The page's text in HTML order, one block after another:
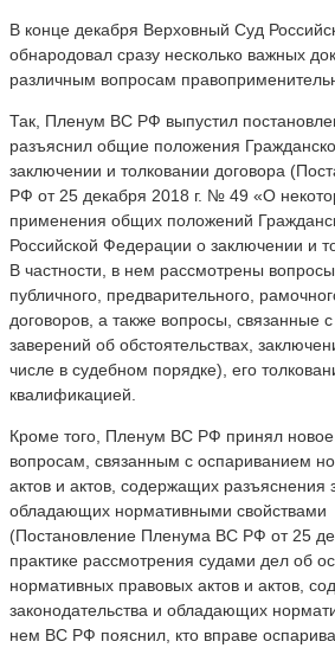
В конце декабря Верховный Суд
обнародовал сразу несколько важных
различным вопросам
Так, Пленум ВС РФ выпустил
разъяснил общие положения
заключении и толковании договора
РФ от 25 декабря 2018 г. № 49 «О
применения общих положений
Российской Федерации о заключении и
В частности, в нем рассмотрены
публичного, предварительного,
договоров, а также вопросы, связанные
заверений об обстоятельствах,
числе в судебном порядке), его
квалификацией.
Кроме того, Пленум ВС РФ принял
вопросам, связанным с оспариванием
актов и актов, содержащих разъяснения
обладающих нормативными свойствами
(Постановление Пленума ВС РФ от 25
практике рассмотрения судами дел об
нормативных правовых актов и актов,
законодательства и обладающих
нем ВС РФ пояснил, кто вправе